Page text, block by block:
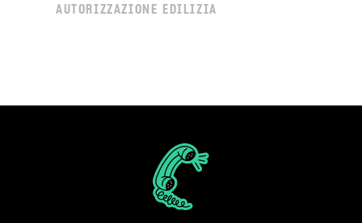
AUTORIZZAZIONE EDILIZIA